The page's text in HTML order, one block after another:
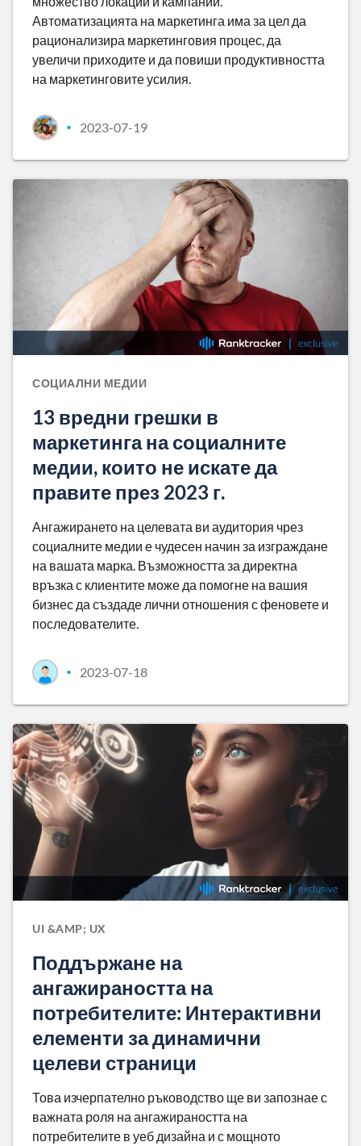
Автоматизацията на маркетинга има за цел да
рационализира маркетинговия процес, да
увеличи приходите и да повиши продуктивността
на маркетинговите усилия.
• 2023-07-19
СОЦИАЛНИ МЕДИИ
13 вредни грешки в
маркетинга на социалните
медии, които не искате да
правите през 2023 г.
Ангажирането на целевата ви аудитория чрез
социалните медии е чудесен начин за изграждане
на вашата марка. Възможността за директна
връзка с клиентите може да помогне на вашия
бизнес да създаде лични отношения с феновете и
последователите.
• 2023-07-18
UI &AMP; UX
Поддържане на
ангажираността на
потребителите: Интерактивни
елементи за динамични
целеви страници
Това изчерпателно ръководство ще ви запознае с
важната роля на ангажираността на
потребителите в уеб дизайна и с мощното